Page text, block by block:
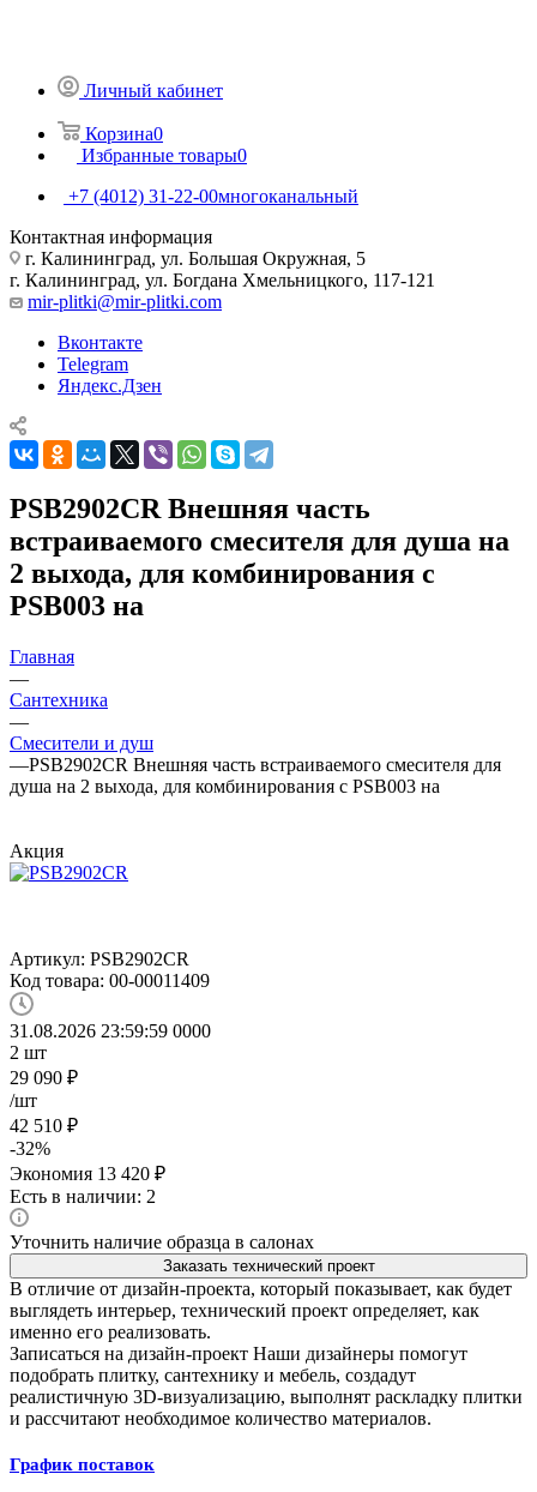
Личный кабинет
Корзина0
Избранные товары0
+7 (4012) 31-22-00многоканальный
Контактная информация
г. Калининград, ул. Большая Окружная, 5
г. Калининград, ул. Богдана Хмельницкого, 117-121
mir-plitki@mir-plitki.com
Вконтакте
Telegram
Яндекс.Дзен
PSB2902CR Внешняя часть
встраиваемого смесителя для душа на
2 выхода, для комбинирования с
PSB003 на
Главная
—
Сантехника
—
Смесители и душ
—PSB2902CR Внешняя часть встраиваемого смесителя для
душа на 2 выхода, для комбинирования с PSB003 на
Акция
Артикул: PSB2902CR
Код товара: 00-00011409
31.08.2026 23:59:59 0000
2 шт
29 090 ₽
/шт
42 510 ₽
-32%
Экономия 13 420 ₽
Есть в наличии: 2
Уточнить наличие образца в салонах
Заказать технический проект
В отличие от дизайн-проекта, который показывает, как будет
выглядеть интерьер, технический проект определяет, как
именно его реализовать.
Записаться на дизайн-проект Наши дизайнеры помогут
подобрать плитку, сантехнику и мебель, создадут
реалистичную 3D-визуализацию, выполнят раскладку плитки
и рассчитают необходимое количество материалов.
График поставок